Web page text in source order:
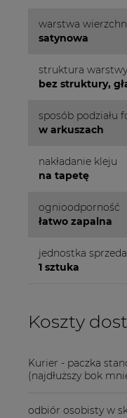
warstwa
satynowa
struktura
bez struktury,
sposób podziału
w arkuszach
nakładanie kleju
na tapetę
ognioodporność
łatwo zapalna
jednostka
1 sztuka
Koszty
Cena nie zawiera
Kurier - paczka
(najdłuższy bok
odbiór osobisty w